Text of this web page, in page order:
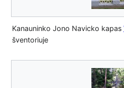
Kanauninko Jono Navicko kapas
šventoriuje